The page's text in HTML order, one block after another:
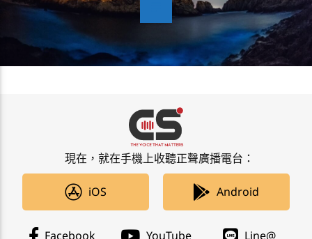
現在，就在手機上收聽正聲廣播電台：
iOS Android
Facebook YouTube Line@